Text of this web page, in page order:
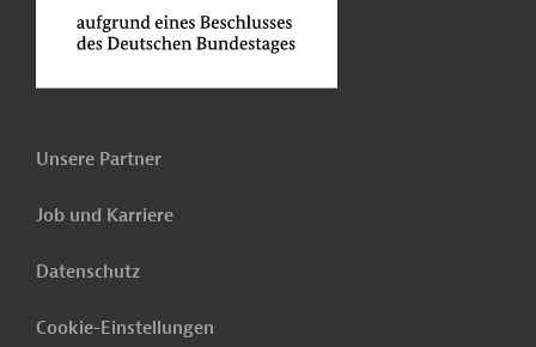
Unsere Partner
Job und Karriere
Datenschutz
Cookie-Einstellungen